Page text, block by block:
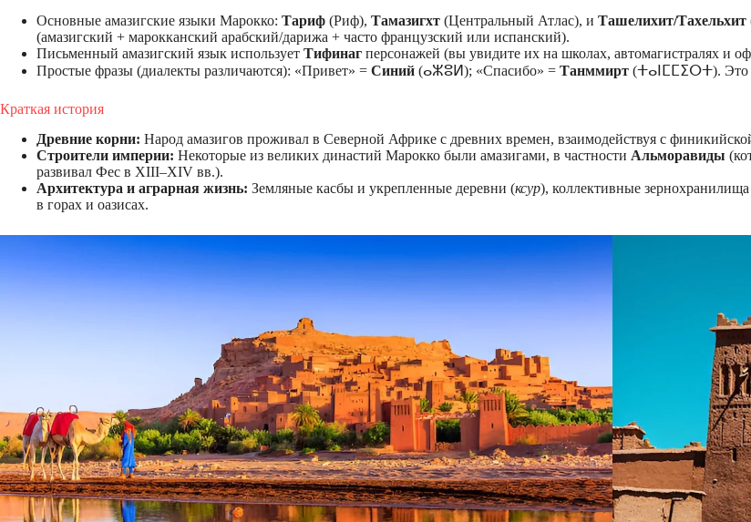
Основные амазигские языки Марокко: Тариф (Риф), Тамазигхт (Центральный Атлас), и Ташелихит/Тахельхит
(амазигский + марокканский арабский/дарижа + часто французский или испанский).
Письменный амазигский язык использует Тифинаг персонажей (вы увидите их на школах, автомагистралях и
Простые фразы (диалекты различаются): «Привет» = Синий (ⴰⵣⵓⵍ); «Спасибо» = Танммирт (ⵜⴰⵏⵎⵎⵉⵔⵜ). Это
Краткая история
Древние корни: Народ амазигов проживал в Северной Африке с древних времен, взаимодействуя с
Строители империи: Некоторые из великих династий Марокко были амазигами, в частности Альморавиды
развивал Фес в XIII–XIV вв.).
Архитектура и аграрная жизнь: Земляные касбы и укрепленные деревни (ксур), коллективные
в горах и оазисах.